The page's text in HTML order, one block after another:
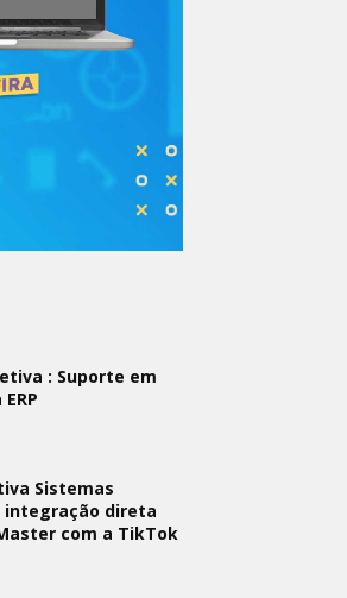
: Suporte em
Sistemas
integração direta
com a TikTok